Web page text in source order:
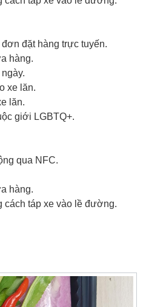
đặt hàng trực tuyến.
hàng.
xe lăn.
lăn.
giới LGBTQ+.
qua NFC.
hàng.
cách táp xe vào lề đường.